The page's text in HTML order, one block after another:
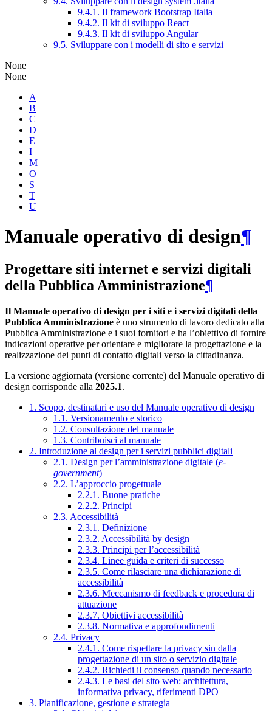
9.4.1. Il framework Bootstrap Italia
9.4.2. Il kit di sviluppo React
9.4.3. Il kit di sviluppo Angular
9.5. Sviluppare con i modelli di sito e servizi
None
None
A
B
C
D
E
I
M
O
S
T
U
Manuale operativo di design¶
Progettare siti internet e servizi digitali
della Pubblica Amministrazione¶
Il Manuale operativo di design per i siti e i servizi digitali della
Pubblica Amministrazione è uno strumento di lavoro dedicato alla
Pubblica Amministrazione e i suoi fornitori e ha l’obiettivo di fornire
indicazioni operative per orientare e migliorare la progettazione e la
realizzazione dei punti di contatto digitali verso la cittadinanza.
La versione aggiornata (versione corrente) del Manuale operativo di
design corrisponde alla 2025.1.
1. Scopo, destinatari e uso del Manuale operativo di design
1.1. Versionamento e storico
1.2. Consultazione del manuale
1.3. Contribuisci al manuale
2. Introduzione al design per i servizi pubblici digitali
2.1. Design per l’amministrazione digitale (e-
government)
2.2. L’approccio progettuale
2.2.1. Buone pratiche
2.2.2. Principi
2.3. Accessibilità
2.3.1. Definizione
2.3.2. Accessibilità by design
2.3.3. Principi per l’accessibilità
2.3.4. Linee guida e criteri di successo
2.3.5. Come rilasciare una dichiarazione di
accessibilità
2.3.6. Meccanismo di feedback e procedura di
attuazione
2.3.7. Obiettivi accessibilità
2.3.8. Normativa e approfondimenti
2.4. Privacy
2.4.1. Come rispettare la privacy sin dalla
progettazione di un sito o servizio digitale
2.4.2. Richiedi il consenso quando necessario
2.4.3. Le basi del sito web: architettura,
informativa privacy, riferimenti DPO
3. Pianificazione, gestione e strategia